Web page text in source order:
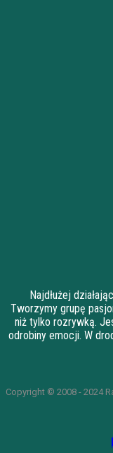
Najdłużej
Tworzymy grupę
niż tylko rozrywką.
odrobiny emocji. W
Copyright © 2008 - 2024